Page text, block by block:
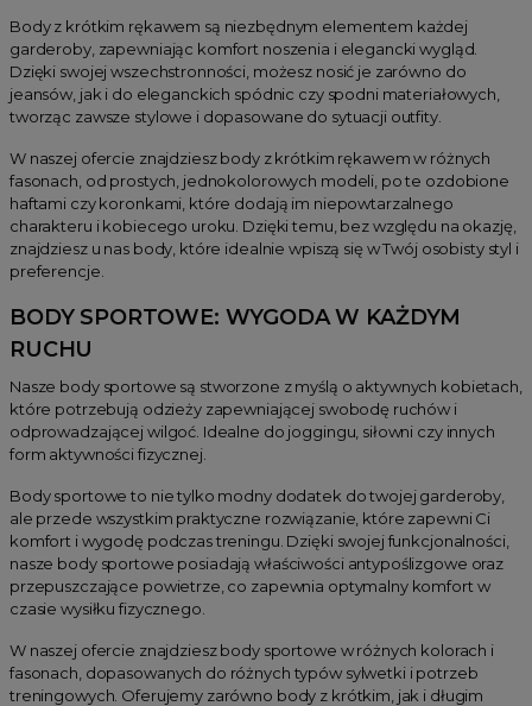
Body z krótkim rękawem są niezbędnym elementem każdej
garderoby, zapewniając komfort noszenia i elegancki wygląd.
Dzięki swojej wszechstronności, możesz nosić je zarówno do
jeansów, jak i do eleganckich spódnic czy spodni materiałowych,
tworząc zawsze stylowe i dopasowane do sytuacji outfity.
W naszej ofercie znajdziesz body z krótkim rękawem w różnych
fasonach, od prostych, jednokolorowych modeli, po te ozdobione
haftami czy koronkami, które dodają im niepowtarzalnego
charakteru i kobiecego uroku. Dzięki temu, bez względu na okazję,
znajdziesz u nas body, które idealnie wpiszą się w Twój osobisty styl i
preferencje.
BODY SPORTOWE: WYGODA W KAŻDYM
RUCHU
Nasze body sportowe są stworzone z myślą o aktywnych kobietach,
które potrzebują odzieży zapewniającej swobodę ruchów i
odprowadzającej wilgoć. Idealne do joggingu, siłowni czy innych
form aktywności fizycznej.
Body sportowe to nie tylko modny dodatek do twojej garderoby,
ale przede wszystkim praktyczne rozwiązanie, które zapewni Ci
komfort i wygodę podczas treningu. Dzięki swojej funkcjonalności,
nasze body sportowe posiadają właściwości antypoślizgowe oraz
przepuszczające powietrze, co zapewnia optymalny komfort w
czasie wysiłku fizycznego.
W naszej ofercie znajdziesz body sportowe w różnych kolorach i
fasonach, dopasowanych do różnych typów sylwetki i potrzeb
treningowych. Oferujemy zarówno body z krótkim, jak i długim